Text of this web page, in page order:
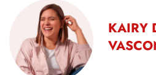
KAIRY